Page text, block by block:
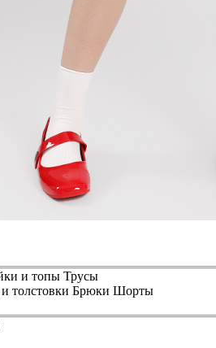
и топы Трусы
толстовки Брюки Шорты